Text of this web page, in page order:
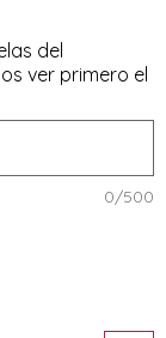
del
ver primero el
0/500